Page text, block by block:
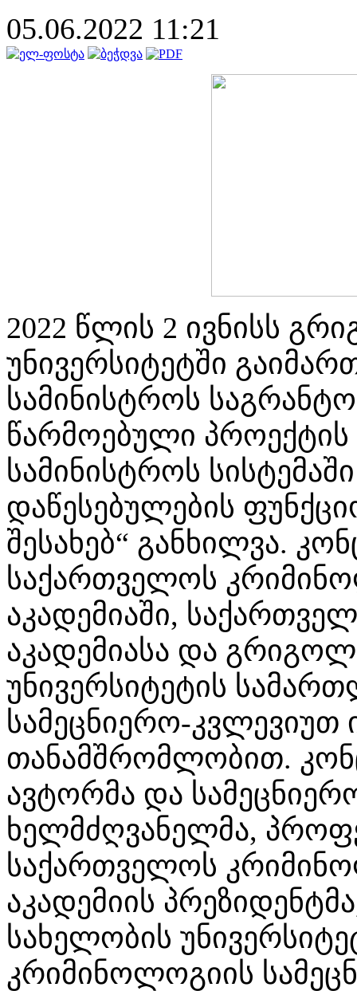
05.06.2022 11:21
2022 წლის 2 ივნისს
უნივერსიტეტში
სამინისტროს
წარმოებული პროექტის
სამინისტროს
დაწესებულების
შესახებ“ განხილვა.
საქართველოს
აკადემიაში,
აკადემიასა და
უნივერსიტეტის
სამეცნიერო-კვლევიუთ
თანამშრომლობით.
ავტორმა და
ხელმძღვანელმა,
საქართველოს
აკადემიის
სახელობის
კრიმინოლოგიის